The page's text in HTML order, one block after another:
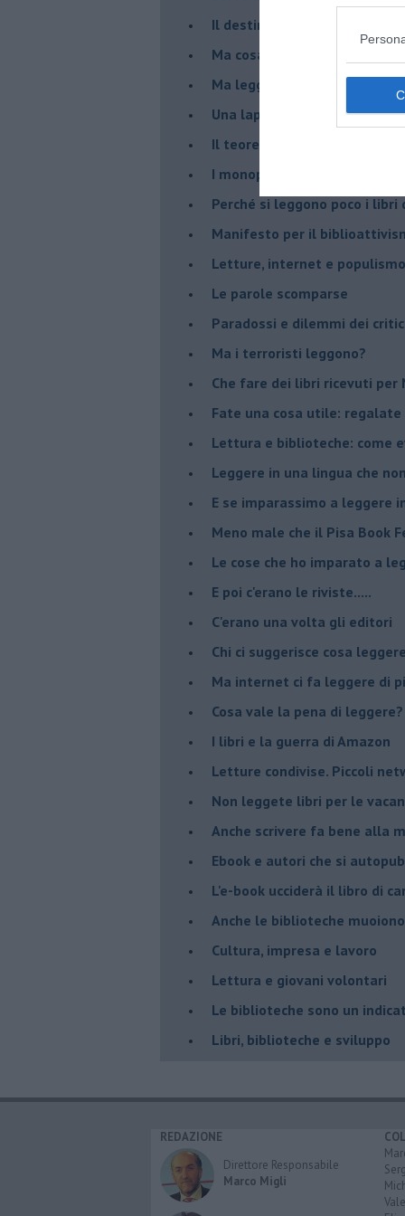
​Il destino della memoria
Ma cosa leggono gli operai
Ma leggere rende liberi ?
​Una lapide è per sempre
Il teorema di Baricco e le
I monopoli mettono in crisi
​Perché si leggono poco i libri
​Manifesto per il
Letture, internet e populismo
​Le parole scomparse
​Paradossi e dilemmi dei
Ma i terroristi leggono?
​Che fare dei libri ricevuti per
​Fate una cosa utile:
​Lettura e biblioteche: come
Leggere in una lingua che
​E se imparassimo a leggere
​Meno male che il Pisa Book
​Le cose che ho imparato a
​E poi c'erano le riviste.....
​C'erano una volta gli editori
​Chi ci suggerisce cosa
​Ma internet ci fa leggere di
​Cosa vale la pena di leggere?
I libri e la guerra di Amazon
​Letture condivise. Piccoli
​Non leggete libri per le
​Anche scrivere fa bene alla
​Ebook e autori che si
​L'e-book ucciderà il libro di
​Anche le biblioteche
​Cultura, impresa e lavoro
​Lettura e giovani volontari
​Le biblioteche sono un
​Libri, biblioteche e sviluppo
REDAZIONE
Direttore Responsabile
Marco Migli